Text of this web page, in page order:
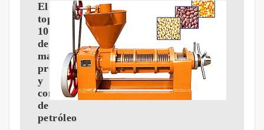
El
top
10
de
mayores
productores
y
consumidores
de
petróleo